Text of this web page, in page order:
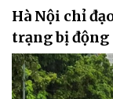
Hà Nội chỉ
trạng bị